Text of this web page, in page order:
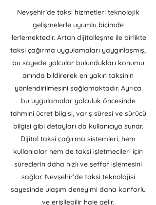
Nevşehir’de taksi hizmetleri teknolojik
gelişmelerle uyumlu biçimde
ilerlemektedir. Artan dijitalleşme ile birlikte
taksi çağırma uygulamaları yaygınlaşmış,
bu sayede yolcular bulundukları konumu
anında bildirerek en yakın taksinin
yönlendirilmesini sağlamaktadır. Ayrıca
bu uygulamalar yolculuk öncesinde
tahmini ücret bilgisi, varış süresi ve sürücü
bilgisi gibi detayları da kullanıcıya sunar.
Dijital taksi çağırma sistemleri, hem
kullanıcılar hem de taksi işletmecileri için
süreçlerin daha hızlı ve şeffaf işlemesini
sağlar. Nevşehir’de taksi teknolojisi
sayesinde ulaşım deneyimi daha konforlu
ve erişilebilir hale gelir.